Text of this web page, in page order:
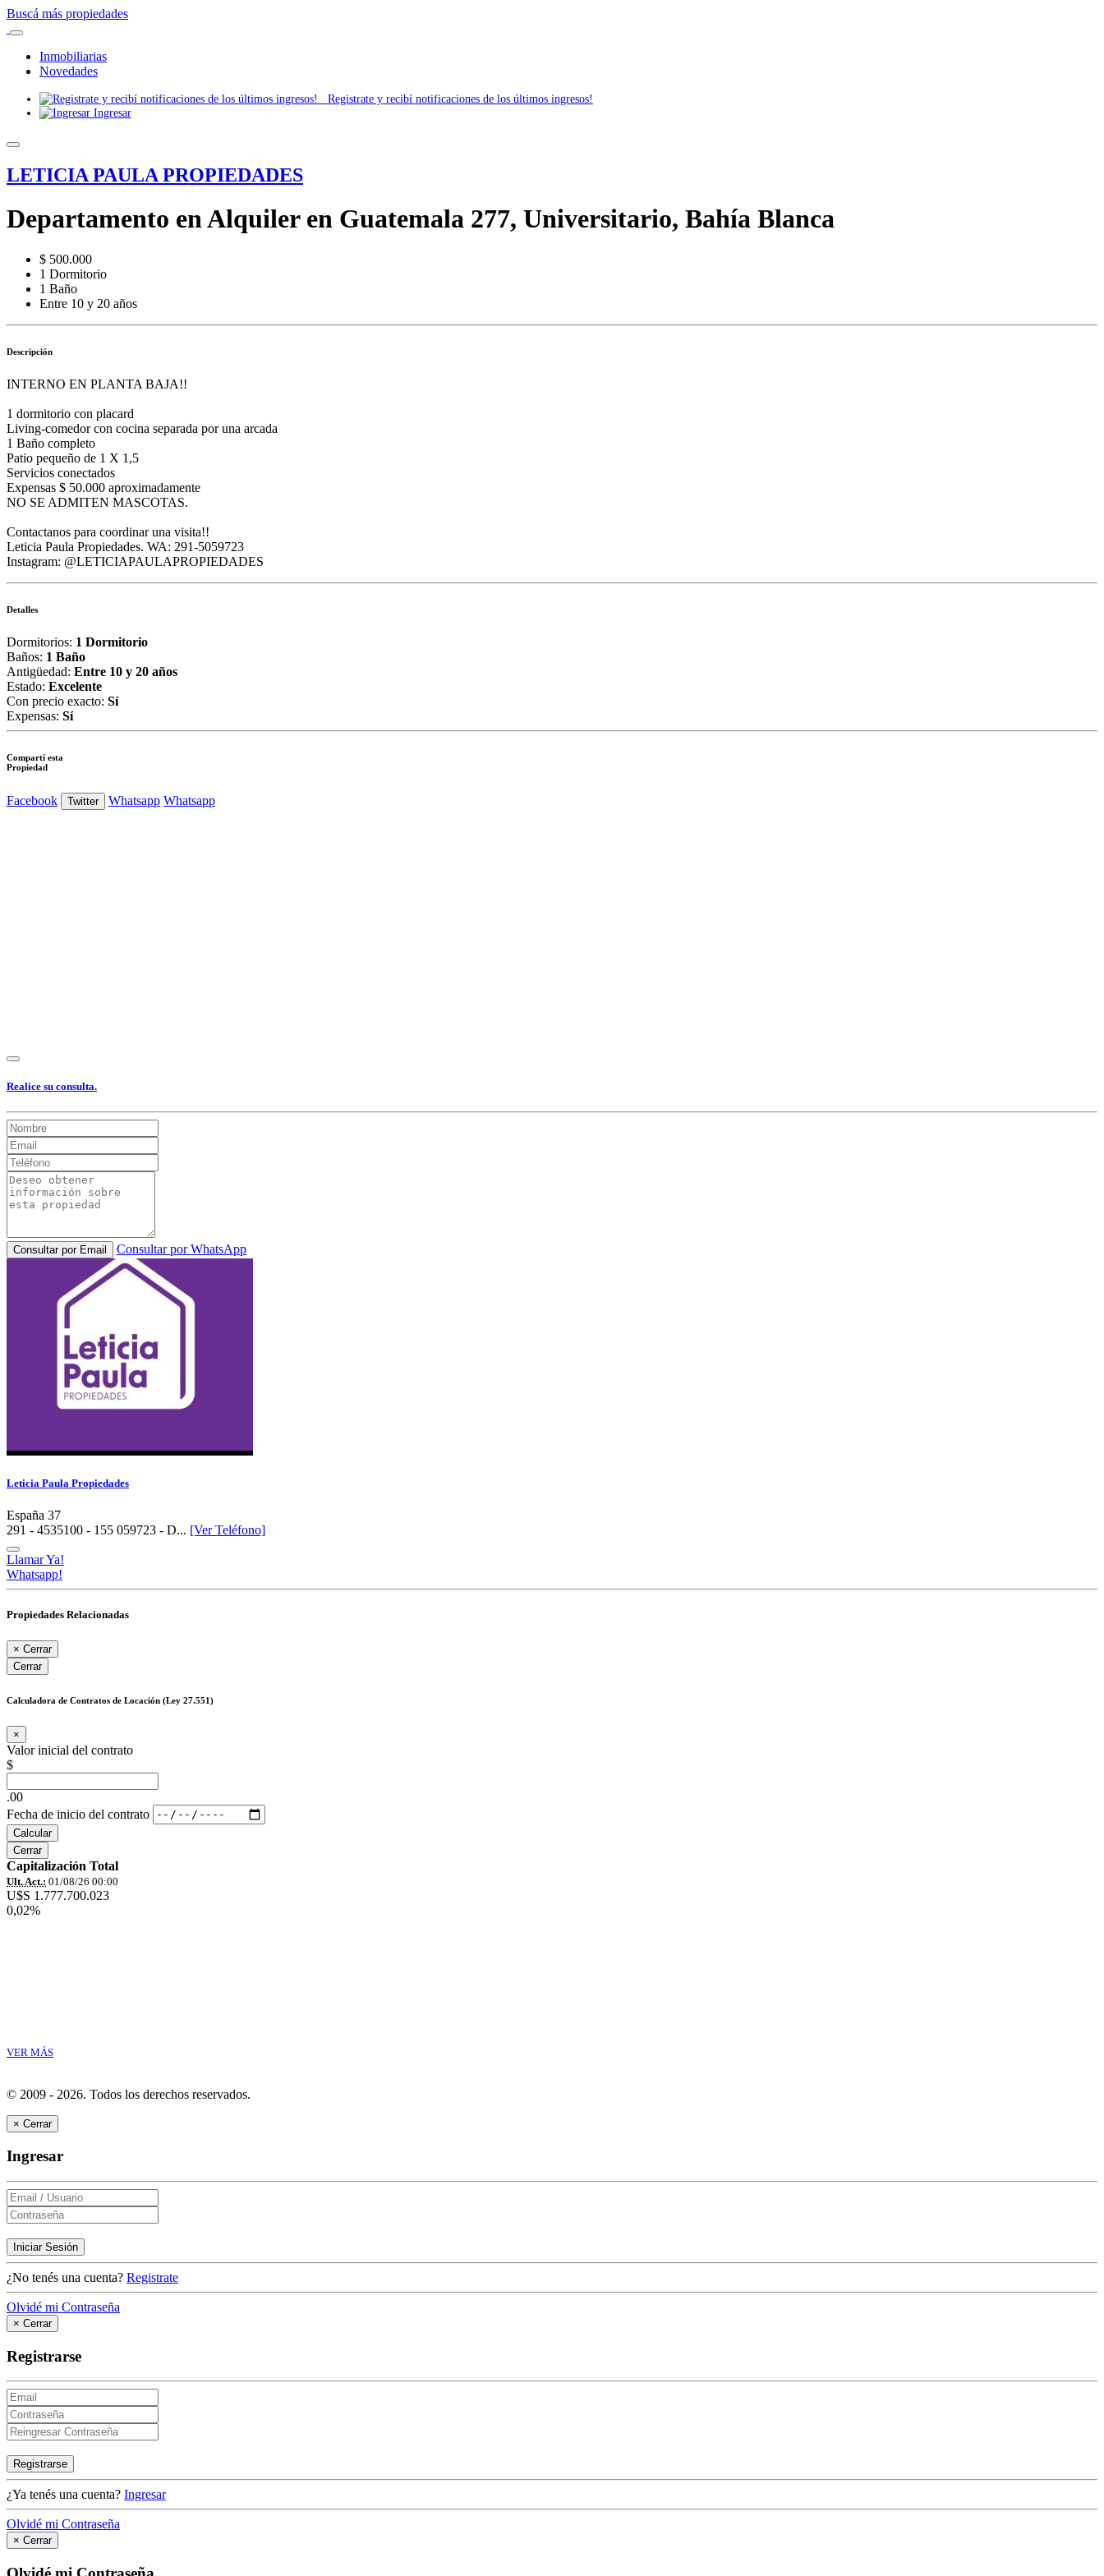
Buscá más propiedades
Inmobiliarias
Novedades
Registrate y recibí notificaciones de los últimos ingresos!
Ingresar
LETICIA PAULA PROPIEDADES
Departamento en Alquiler en Guatemala 277, Universitario, Bahía Blanca
$ 500.000
1 Dormitorio
1 Baño
Entre 10 y 20 años
Descripción
INTERNO EN PLANTA BAJA!!
1 dormitorio con placard
Living-comedor con cocina separada por una arcada
1 Baño completo
Patio pequeño de 1 X 1,5
Servicios conectados
Expensas $ 50.000 aproximadamente
NO SE ADMITEN MASCOTAS.
Contactanos para coordinar una visita!!
Leticia Paula Propiedades. WA: 291-5059723
Instagram: @LETICIAPAULAPROPIEDADES
Detalles
Dormitorios: 1 Dormitorio
Baños: 1 Baño
Antigüedad: Entre 10 y 20 años
Estado: Excelente
Con precio exacto: Sí
Expensas: Sí
Compartí esta
Propiedad
Facebook Twitter Whatsapp Whatsapp
Realice su consulta.
Consultar por Email Consultar por WhatsApp
Leticia Paula Propiedades
España 37
291 - 4535100 - 155 059723 - D... [Ver Teléfono]
Llamar Ya!
Whatsapp!
Propiedades Relacionadas
× Cerrar
Cerrar
Calculadora de Contratos de Locación (Ley 27.551)
×
Valor inicial del contrato
$
.00
Fecha de inicio del contrato
Calcular
Cerrar
Capitalización Total
Ult. Act.: 01/08/26 00:00
U$S 1.777.700.023
0,02%
VER MÁS
© 2009 - 2026. Todos los derechos reservados.
× Cerrar
Ingresar
Iniciar Sesión
¿No tenés una cuenta? Registrate
Olvidé mi Contraseña
× Cerrar
Registrarse
Registrarse
¿Ya tenés una cuenta? Ingresar
Olvidé mi Contraseña
× Cerrar